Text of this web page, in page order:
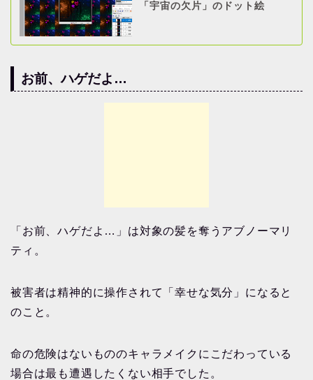
「宇宙の欠片」のドット絵
お前、ハゲだよ…
「お前、ハゲだよ…」は対象の髪を奪うアブノーマリ
ティ。
被害者は精神的に操作されて「幸せな気分」になると
のこと。
命の危険はないもののキャラメイクにこだわっている
場合は最も遭遇したくない相手でした。